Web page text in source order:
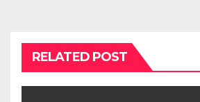
RELATED POST